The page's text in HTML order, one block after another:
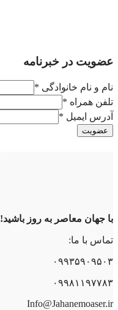
عضویت در خبرنامه
نام و نام خانوادگی *
تلفن همراه *
آدرس ایمیل *
عضویت
با جهان معاصر به روز باشید!
تماس با ما:
۰۹۹۳۵۹۰۹۵۰۳
۰۹۹۸۱۱۹۷۷۸۳
Info@Jahanemoaser.ir